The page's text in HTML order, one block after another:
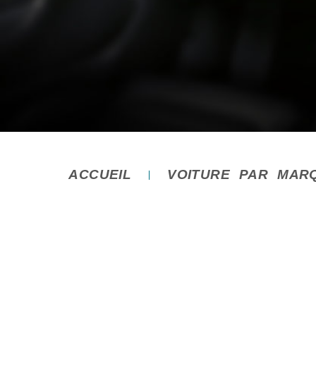
ACCUEIL VOITURE PAR